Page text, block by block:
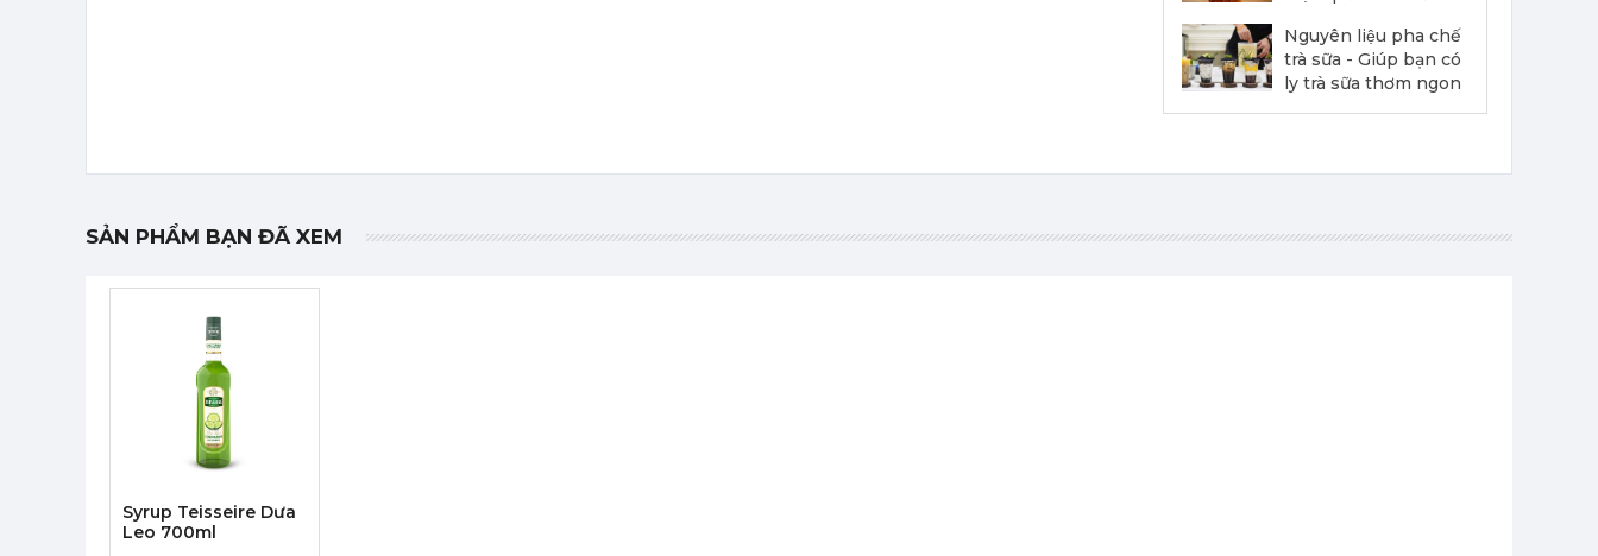
202,000đ
Siro Monin Sô Cô La Ruby - Monin Ruby Chocolate Syrup 700ml
Nguyên liệu pha chế
trà sữa - Giúp bạn có
ly trà sữa thơm ngon
SẢN PHẨM BẠN ĐÃ XEM
Syrup Teisseire Dưa
Leo 700ml